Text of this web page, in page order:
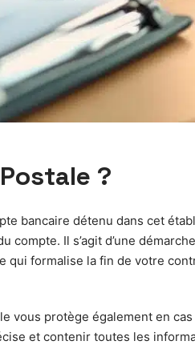
?
bancaire détenu dans cet
Il s’agit d’une
qui formalise la fin de votre
vous protège également en
et contenir toutes les